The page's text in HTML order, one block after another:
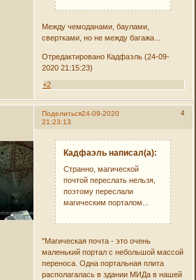
Между чемоданами, баулами,
свертками, но не между багажа...
Отредактировано Кадфаэль (24-09-
2020 21:15:23)
+2
Поделиться 4
24-09-2020
21:23:13
Кадфаэль написал(а):
Странно, магической
почтой переслать нельзя,
поэтому переслали
магическим порталом...
"Магическая почта - это очень
маленький портал с небольшой массой
переноса. Одна портальная плита
располагалась в здании МИДа в нашей